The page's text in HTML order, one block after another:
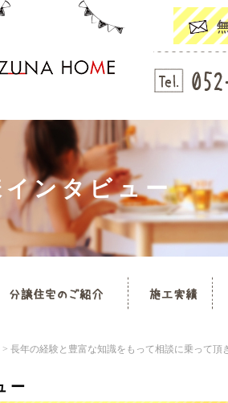
インタビュー
> 長年の経験と豊富な知識をもって相談に乗って頂
ー